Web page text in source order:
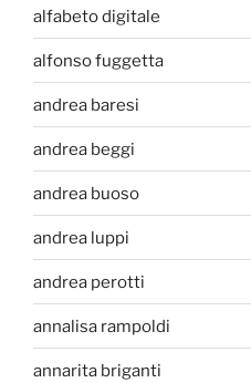
alfabeto digitale
alfonso fuggetta
andrea baresi
andrea beggi
andrea buoso
andrea luppi
andrea perotti
annalisa rampoldi
annarita briganti